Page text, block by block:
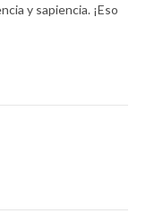
y sapiencia. ¡Eso